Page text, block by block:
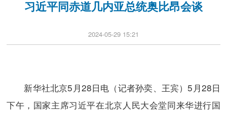
习近平同赤道几内亚总统奥比昂会谈
2024-05-29 15:21
新华社北京5月28日电（记者孙奕、王宾）5月28日
下午，国家主席习近平在北京人民大会堂同来华进行国